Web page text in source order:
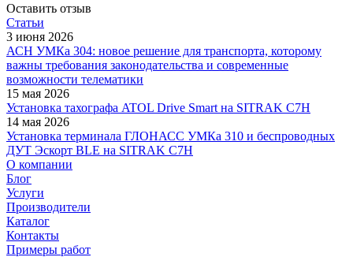
Оставить отзыв
Статьи
3 июня 2026
АСН УМКа 304: новое решение для транспорта, которому
важны требования законодательства и современные
возможности телематики
15 мая 2026
Установка тахографа ATOL Drive Smart на SITRAK C7H
14 мая 2026
Установка терминала ГЛОНАСС УМКа 310 и беспроводных
ДУТ Эскорт BLE на SITRAK C7H
О компании
Блог
Услуги
Производители
Каталог
Контакты
Примеры работ